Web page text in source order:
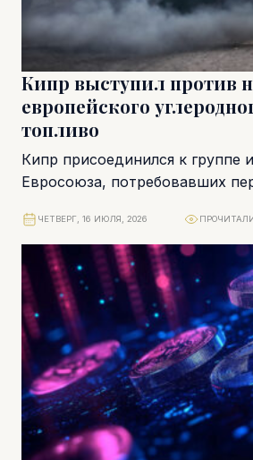
Кипр выступил против
европейского
топливо
Кипр присоединился к группе
Евросоюза, потребовавших
квотами на выбросы для...
ЧЕТВЕРГ, 16 ИЮЛЯ, 2026